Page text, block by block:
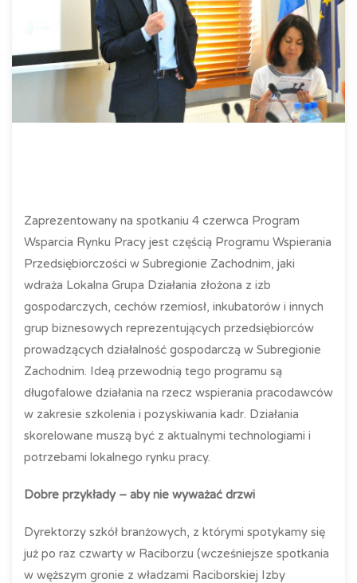
Zaprezentowany na spotkaniu 4 czerwca Program
Wsparcia Rynku Pracy jest częścią Programu Wspierania
Przedsiębiorczości w Subregionie Zachodnim, jaki
wdraża Lokalna Grupa Działania złożona z izb
gospodarczych, cechów rzemiosł, inkubatorów i innych
grup biznesowych reprezentujących przedsiębiorców
prowadzących działalność gospodarczą w Subregionie
Zachodnim. Ideą przewodnią tego programu są
długofalowe działania na rzecz wspierania pracodawców
w zakresie szkolenia i pozyskiwania kadr. Działania
skorelowane muszą być z aktualnymi technologiami i
potrzebami lokalnego rynku pracy.
Dobre przykłady – aby nie wyważać drzwi
Dyrektorzy szkół branżowych, z którymi spotykamy się
już po raz czwarty w Raciborzu (wcześniejsze spotkania
w węższym gronie z władzami Raciborskiej Izby